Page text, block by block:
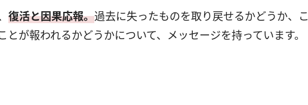
復活と因果応報。過去に失ったものを取り戻せるかどうか、こ
とが報われるかどうかについて、メッセージを持っています。